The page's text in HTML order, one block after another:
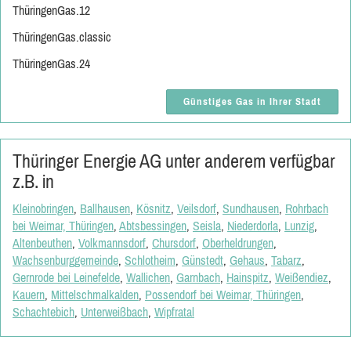
ThüringenGas.12
ThüringenGas.classic
ThüringenGas.24
Günstiges Gas in Ihrer Stadt
Thüringer Energie AG unter anderem verfügbar
z.B. in
Kleinobringen, Ballhausen, Kösnitz, Veilsdorf, Sundhausen, Rohrbach
bei Weimar, Thüringen, Abtsbessingen, Seisla, Niederdorla, Lunzig,
Altenbeuthen, Volkmannsdorf, Chursdorf, Oberheldrungen,
Wachsenburggemeinde, Schlotheim, Günstedt, Gehaus, Tabarz,
Gernrode bei Leinefelde, Wallichen, Garnbach, Hainspitz, Weißendiez,
Kauern, Mittelschmalkalden, Possendorf bei Weimar, Thüringen,
Schachtebich, Unterweißbach, Wipfratal